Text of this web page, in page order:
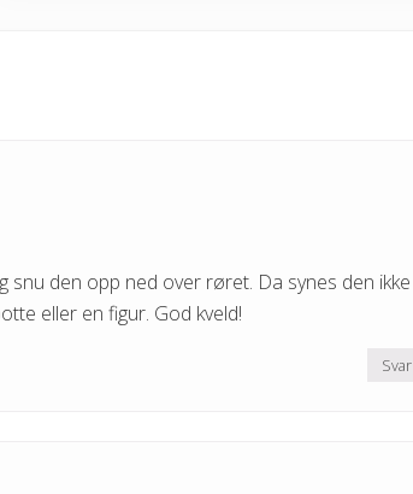
snu den opp ned over røret. Da synes den ikke
eller en figur. God kveld!
Svar